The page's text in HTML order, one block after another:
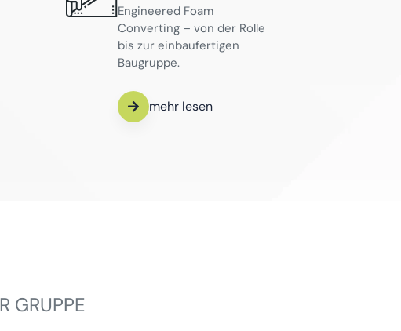
Engineered Foam
Converting – von der Rolle
bis zur einbaufertigen
Baugruppe.
mehr lesen
GRUPPE